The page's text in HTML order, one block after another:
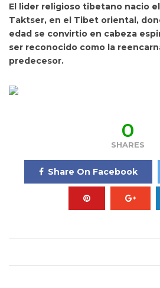
El lider religioso tibetano nacio
Taktser, en el Tibet oriental,
edad se convirtio en cabeza
ser reconocido como la
predecesor.
0
SHARES
Share On Facebook